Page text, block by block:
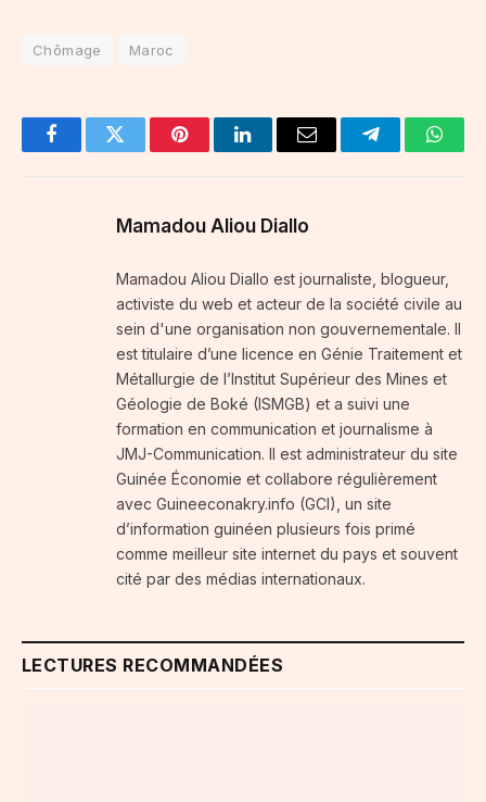
Chômage Maroc
FacebookTwitter PinterestLinkedInEmail Telegram
Mamadou Aliou Diallo
Mamadou Aliou Diallo est journaliste, blogueur,
activiste du web et acteur de la société civile au
sein d'une organisation non gouvernementale. Il
est titulaire d’une licence en Génie Traitement et
Métallurgie de l’Institut Supérieur des Mines et
Géologie de Boké (ISMGB) et a suivi une
formation en communication et journalisme à
JMJ-Communication. Il est administrateur du site
Guinée Économie et collabore régulièrement
avec Guineeconakry.info (GCI), un site
d’information guinéen plusieurs fois primé
comme meilleur site internet du pays et souvent
cité par des médias internationaux.
LECTURES RECOMMANDÉES